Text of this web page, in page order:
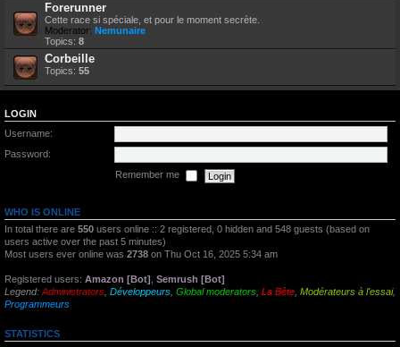
Forerunner
Cette race si spéciale, et pour le moment secrète.
Moderator: Nemunaire
Topics: 8
Corbeille
Topics: 55
LOGIN
Username:
Password:
Remember me
WHO IS ONLINE
In total there are 550 users online :: 2 registered, 0 hidden and 548 guests (based on
users active over the past 5 minutes)
Most users ever online was 2738 on Thu Oct 16, 2025 5:34 am
Registered users: Amazon [Bot] Semrush [Bot]
Legend: Administrators Développeurs Global moderators La Bête Modérateurs à l'essai,
Programmeurs
STATISTICS